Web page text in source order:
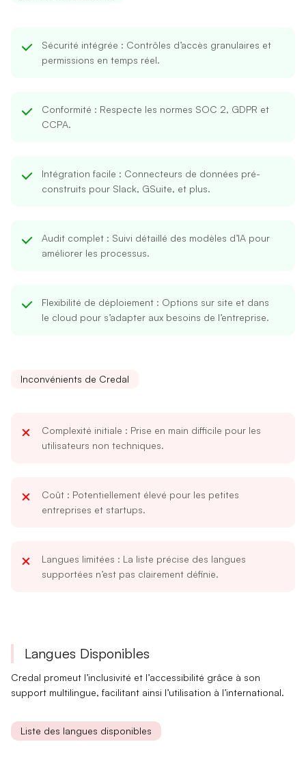
Sécurité intégrée : Contrôles d’accès granulaires et
permissions en temps réel.
Conformité : Respecte les normes SOC 2, GDPR et
CCPA.
Intégration facile : Connecteurs de données pré-
construits pour Slack, GSuite, et plus.
Audit complet : Suivi détaillé des modèles d’IA pour
améliorer les processus.
Flexibilité de déploiement : Options sur site et dans
le cloud pour s’adapter aux besoins de l’entreprise.
Inconvénients de Credal
Complexité initiale : Prise en main difficile pour les
utilisateurs non techniques.
Coût : Potentiellement élevé pour les petites
entreprises et startups.
Langues limitées : La liste précise des langues
supportées n’est pas clairement définie.
Langues Disponibles
Credal promeut l’inclusivité et l’accessibilité grâce à son
support multilingue, facilitant ainsi l’utilisation à l’international.
Liste des langues disponibles